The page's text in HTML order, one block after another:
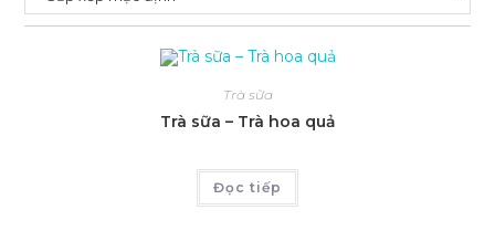
Trà sữa
Trà sữa – Trà hoa quả
Đọc tiếp